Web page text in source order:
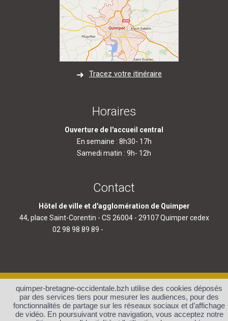
Tracez votre itinéraire
Horaires
Ouverture de l'accueil central
En semaine : 8h30- 17h
Samedi matin : 9h- 12h
Contact
Hôtel de ville et d'agglomération de Quimper
44, place Saint-Corentin - CS 26004 - 29107 Quimper cedex
02 98 98 89 89 -
Accueil
Plan du site
Protection des données et
gestion des cookies
Mentions légales et crédits
Contact
quimper-bretagne-occidentale.bzh utilise des cookies déposés
par des services tiers pour mesurer les audiences, pour des
fonctionnalités de partage sur les réseaux sociaux et d’affichage
de vidéo. En poursuivant votre navigation, vous acceptez notre